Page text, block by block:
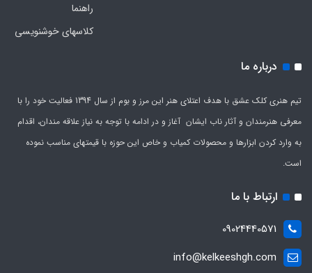
راهنما
کلاسهای خوشنویسی
درباره ما
تیم هنری کلک عشق با هدف اعتلای هنر این مرز و بوم از سال 1394 فعالیت خود را با
معرفی هنرمندان و آثار ناب ایشان آغاز و در ادامه با توجه به نیاز علاقه مندان، اقدام
به وارد کردن ابزارها و محصولات کمیاب و خاص این حوزه با قیمتهای مناسب نموده
است.
ارتباط با ما
09024440571
info@kelkeeshgh.com